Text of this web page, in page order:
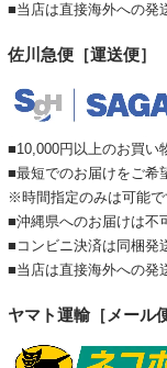
■当店は直接海外への発
佐川急便［運送便］
■10,000円以上のお買い
■最短でのお届けをご希
※時間指定のみは可能で
■沖縄県へのお届けは不
■コンビニ決済は同梱発
■当店は直接海外への発
ヤマト運輸［メール